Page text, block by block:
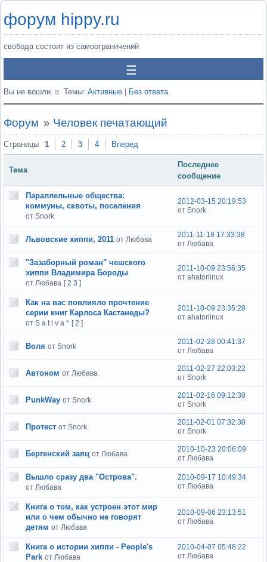
форум hippy.ru
свобода состоит из самоограничений
Вы не вошли. Темы: Активные Без ответа
Форум » Человек печатающий
Страницы 1 2 3 4 Вперед
Тема
Последнее
сообщение
Параллельные общества:
коммуны, сквоты, поселения
от Snork
2012-03-15 20:19:53
от Snork
Львовские хиппи, 2011 от Любава
2011-11-18 17:33:38
от Любава
"Зазаборный роман" чешского
хиппи Владимира Бороды
от Любава [2 3 ]
2011-10-09 23:56:35
от ahatorlinux
Как на вас повлияло прочтение
серии книг Карлоса Кастанеды?
от S a t i v a * [2 ]
2011-10-09 23:35:28
от ahatorlinux
Воля от Snork
2011-02-28 00:41:37
от Любава
Автоном от Любава
2011-02-27 22:03:22
от Snork
PunkWay от Snork
2011-02-16 09:12:30
от Snork
Протест от Snork
2011-02-01 07:32:30
от Snork
Бергенский заяц от Любава
2010-10-23 20:06:09
от Любава
Вышло сразу два "Острова".
от Любава
2010-09-17 10:49:34
от Любава
Книга о том, как устроен этот мир
или о чем обычно не говорят
детям от Любава
2010-09-06 23:13:51
от Любава
Книга о истории хиппи - People's
Park от Любава
2010-04-07 05:48:22
от Любава